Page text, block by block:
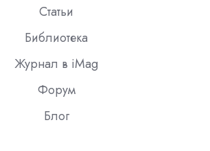
Статьи
Библиотека
Журнал в iMag
Форум
Блог